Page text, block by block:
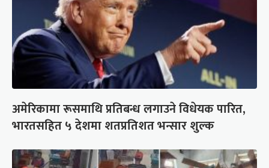
अमेरिकामा रूसमाथि प्रतिबन्ध लगाउने विधेयक पारित,
भारतसहित ५ देशमा शतप्रतिशत भन्सार शुल्क